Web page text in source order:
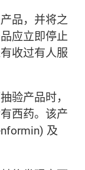
品，并将之
应立即停止
收过有人服
验产品时，
西药。该产
及